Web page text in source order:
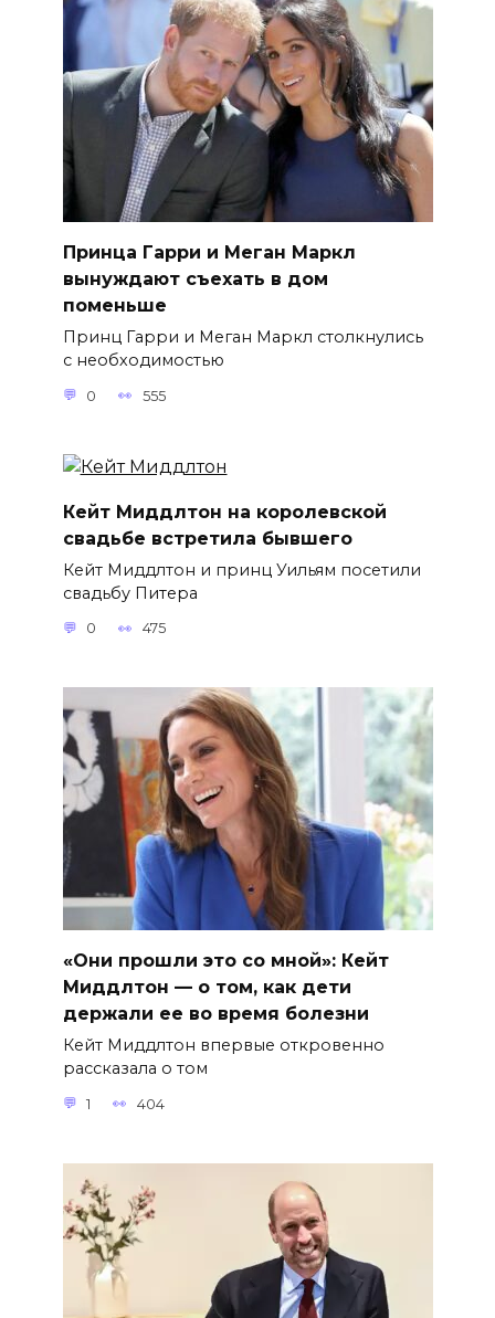
Принца Гарри и Меган Маркл
вынуждают съехать в дом
поменьше
Принц Гарри и Меган Маркл столкнулись
с необходимостью
0 555
Кейт Миддлтон на королевской
свадьбе встретила бывшего
Кейт Миддлтон и принц Уильям посетили
свадьбу Питера
0 475
«Они прошли это со мной»: Кейт
Миддлтон — о том, как дети
держали ее во время болезни
Кейт Миддлтон впервые откровенно
рассказала о том
1 404